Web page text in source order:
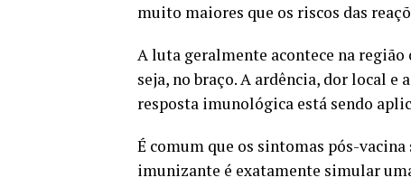
muito maiores que os riscos das
A luta geralmente acontece na
seja, no braço. A ardência, dor local
resposta imunológica está sendo
É comum que os sintomas pós-
imunizante é exatamente simular